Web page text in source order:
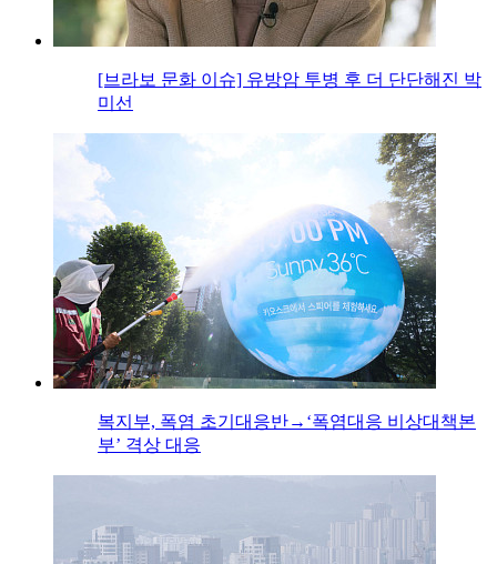
[브라보 문화 이슈] 유방암 투병 후 더 단단해진 박
미선
복지부, 폭염 초기대응반→‘폭염대응 비상대책본
부’ 격상 대응